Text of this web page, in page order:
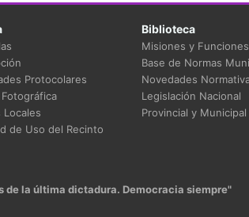
Protocolares
Fotográfica
Locales
de Uso del Recinto
Biblioteca
Misiones y Funciones
Base de Normas
Novedades
Legislación Nacional
Provincial y Municipal
de la última dictadura. Democracia siempre"